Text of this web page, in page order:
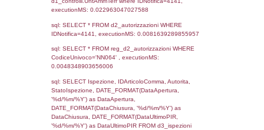
el_regioni_1.Regione as RegioneSL FROM
a1_stabilimento.ComuneStab =
LEFT JOIN el_province ON
= el_province.IstProvincia) LEFT JOIN
LEFT JOIN el_comuni AS el_comuni_1 ON
a1_stabilimento.IstComuneSL =
LEFT JOIN el_province AS el_province_1
a1_stabilimento.IstProvinciaSL =